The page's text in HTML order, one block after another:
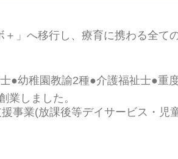
」へ移行し、療育に携わる全て
●幼稚園教諭2種●介護福祉士●重
業しました。
事業(放課後等デイサービス・児